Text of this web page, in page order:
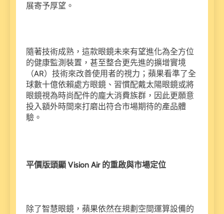
展寄予厚望。
隨著技術成熟，這款眼鏡未來有望進化為全方位
的健康監測裝置，甚至整合更先進的擴增實境
（AR）技術來改善使用者的視力；蘋果看準了全
球數十億依賴處方眼鏡、習慣配戴太陽眼鏡或將
眼鏡視為時尚配件的龐大消費族群，因此更願意
投入額外時間來打磨出符合市場期待的產品體
驗。
平價版頭顯 Vision Air 的重啟與市場定位
除了智慧眼鏡，蘋果依然在規劃空間運算設備的